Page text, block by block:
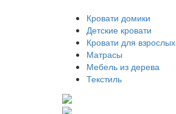
Кровати домики
Детские кровати
Кровати для взрослых
Матрасы
Мебель из дерева
Текстиль